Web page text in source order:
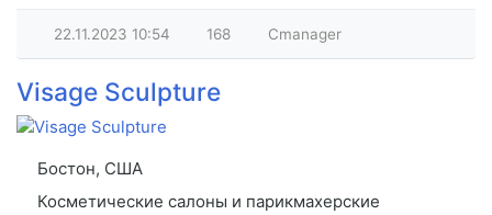
22.11.2023 10:54 168 Cmanager
Visage Sculpture
Бостон, США
Косметические салоны и парикмахерские